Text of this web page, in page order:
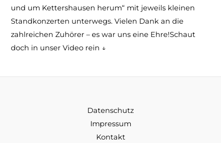
und um Kettershausen herum“ mit jeweils kleinen
Standkonzerten unterwegs. Vielen Dank an die
zahlreichen Zuhörer – es war uns eine Ehre!Schaut
doch in unser Video rein ↓
Datenschutz
Impressum
Kontakt